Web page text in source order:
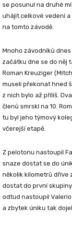
se posunul na druhé
uhájit celkové vedení
na tomto závodě.
Mnoho závodníků
začátku dne se do něj
Roman Kreuziger
museli překonat hned
z nich bylo až příliš.
členů smrskl na 10.
tu byl jeho týmový
včerejší etapě.
Z pelotonu nastoupil
snaze dostat se do
několik kilometrů dříve
dostat do první
odtud nastoupil
a zbytek úniku tak